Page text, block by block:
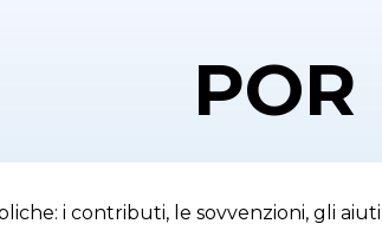
POR
i contributi, le sovvenzioni, gli